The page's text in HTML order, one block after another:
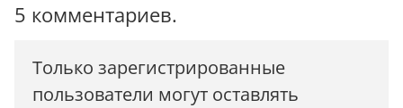
5 комментариев.
Только зарегистрированные
пользователи могут оставлять